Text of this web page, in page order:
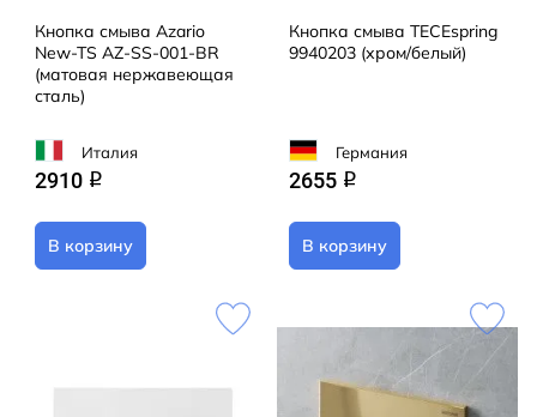
Кнопка смыва Azario
New-TS AZ-SS-001-BR
(матовая нержавеющая
сталь)
Италия
2910 q
В корзину
Кнопка смыва TECEspring
9940203 (хром/белый)
Германия
2655 q
В корзину